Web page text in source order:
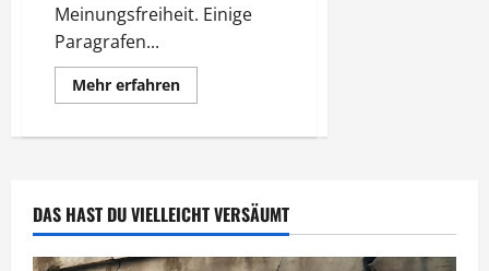
Meinungsfreiheit. Einige
Paragrafen...
Mehr erfahrenMehr
Informationen
Meinungsfreiheit
DAS HAST DU VIELLEICHT VERSÄUMT